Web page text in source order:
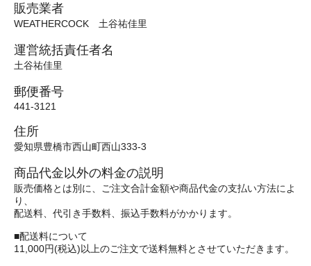
販売業者
WEATHERCOCK 土谷祐佳里
運営統括責任者名
土谷祐佳里
郵便番号
441-3121
住所
愛知県豊橋市西山町西山333-3
商品代金以外の料金の説明
販売価格とは別に、ご注文合計金額や商品代金の支払い方法によ
り、
配送料、代引き手数料、振込手数料がかかります。
■配送料について
11,000円(税込)以上のご注文で送料無料とさせていただきます。